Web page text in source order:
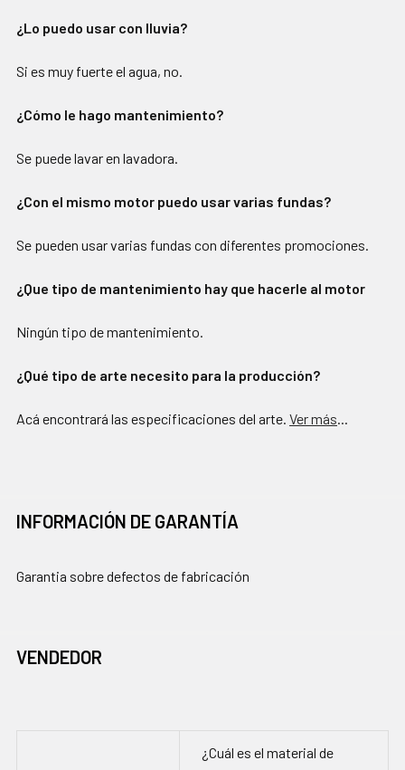
¿Lo puedo usar con lluvia?
Si es muy fuerte el agua, no.
¿Cómo le hago mantenimiento?
Se puede lavar en lavadora.
¿Con el mismo motor puedo usar varias fundas?
Se pueden usar varias fundas con diferentes promociones.
¿Que tipo de mantenimiento hay que hacerle al motor
Ningún tipo de mantenimiento.
¿Qué tipo de arte necesito para la producción?
Acá encontrará las especificaciones del arte. Ver más...
INFORMACIÓN DE GARANTÍA
Garantia sobre defectos de fabricación
VENDEDOR
¿Cuál es el material de